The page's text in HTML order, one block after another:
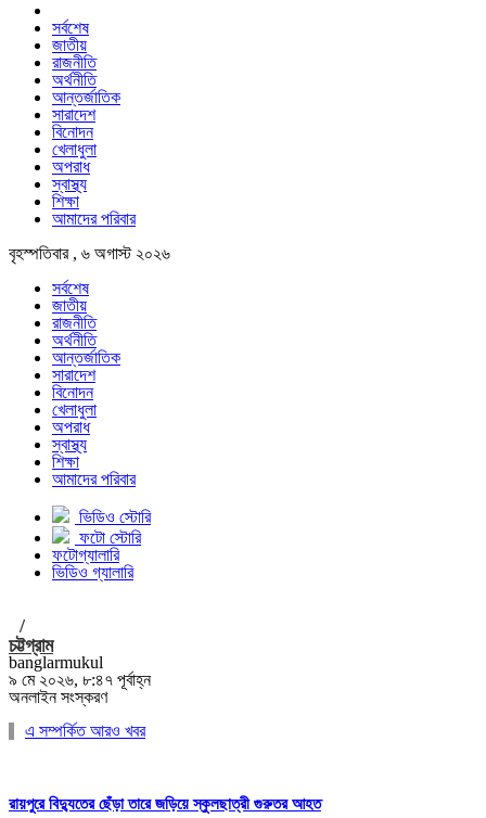
সর্বশেষ
জাতীয়
রাজনীতি
অর্থনীতি
আন্তর্জাতিক
সারাদেশ
বিনোদন
খেলাধুলা
অপরাধ
স্বাস্থ্য
শিক্ষা
আমাদের পরিবার
বৃহস্পতিবার , ৬ অগাস্ট ২০২৬
সর্বশেষ
জাতীয়
রাজনীতি
অর্থনীতি
আন্তর্জাতিক
সারাদেশ
বিনোদন
খেলাধুলা
অপরাধ
স্বাস্থ্য
শিক্ষা
আমাদের পরিবার
ভিডিও স্টোরি
ফটো স্টোরি
ফটোগ্যালারি
ভিডিও গ্যালারি
/
চট্টগ্রাম
banglarmukul
৯ মে ২০২৬, ৮:৪৭ পূর্বাহ্ন
অনলাইন সংস্করণ
এ সম্পর্কিত আরও খবর
রায়পুরে বিদ্যুতের ছেঁড়া তারে জড়িয়ে স্কুলছাত্রী গুরুতর আহত